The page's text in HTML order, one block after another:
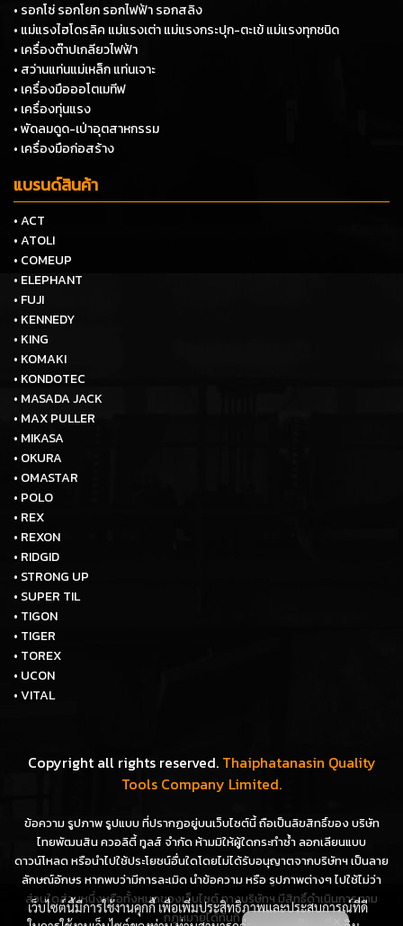
• รอกโซ่ รอกโยก รอกไฟฟ้า รอกสลิง
• แม่แรงไฮโดรลิค แม่แรงเต่า แม่แรงกระปุก-ตะเข้ แม่แรงทุกชนิด
• เครื่องต๊าปเกลียวไฟฟ้า
• สว่านแท่นแม่เหล็ก แท่นเจาะ
• เครื่องมือออโตเมทีฟ
• เครื่องทุ่นแรง
• พัดลมดูด-เป่าอุตสาหกรรม
• เครื่องมือก่อสร้าง
แบรนด์สินค้า
• ACT
• ATOLI
• COMEUP
• ELEPHANT
• FUJI
• KENNEDY
• KING
• KOMAKI
• KONDOTEC
• MASADA JACK
• MAX PULLER
• MIKASA
• OKURA
• OMASTAR
• POLO
• REX
• REXON
• RIDGID
• STRONG UP
• SUPER TIL
• TIGON
• TIGER
• TOREX
• UCON
• VITAL
Copyright all rights reserved. Thaiphatanasin Quality
Tools Company Limited.
ข้อความ รูปภาพ รูปแบบ ที่ปรากฏอยู่บนเว็บไซต์นี้ ถือเป็นลิขสิทธิ์ของ บริษัท
ไทยพัฒนสิน ควอลิตี้ ทูลส์ จำกัด ห้ามมิให้ผู้ใดกระทำซ้ำ ลอกเลียนแบบ
ดาวน์โหลด หรือนำไปใช้ประโยชน์อื่นใดโดยไม่ได้รับอนุญาตจากบริษัทฯ เป็นลาย
ลักษณ์อักษร หากพบว่ามีการละเมิด นำข้อความ หรือ รูปภาพต่างๆ ไปใช้ไม่ว่า
ส่วนใดส่วนหนึ่งหรือทั้งหมดของเว็บไซต์ ทางบริษัทฯ มีสิทธิ์ดำเนินการตาม
กฎหมายได้ทันที
เว็บไซต์นี้มีการใช้งานคุกกี้ เพื่อเพิ่มประสิทธิภาพและประสบการณ์ที่ดี